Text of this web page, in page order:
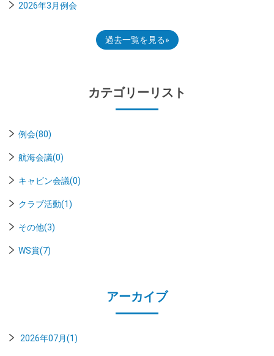
2026年3月例会
過去一覧を見る
カテゴリーリスト
例会(80)
航海会議(0)
キャビン会議(0)
クラブ活動(1)
その他(3)
WS賞(7)
アーカイブ
2026年07月(1)